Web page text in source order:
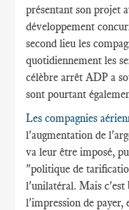
présentant son projet
développement
second lieu les
quotidiennement les
célèbre arrêt ADP a
sont pourtant
Les compagnies
l'augmentation de
va leur être imposé,
"politique de
l'unilatéral. Mais c'est
l'impression de payer,